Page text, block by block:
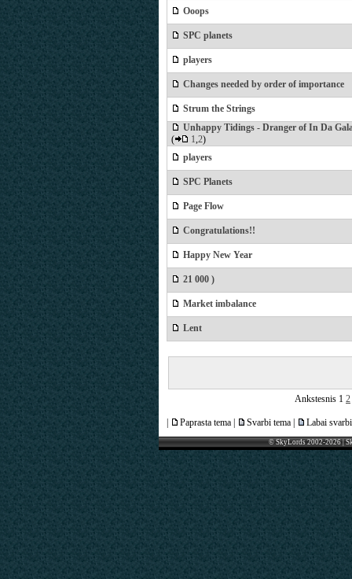
Ooops
SPC planets
players
Changes needed by order of importance
Strum the Strings
Unhappy Tidings - Dranger of In Da
(
1,2)
players
SPC Planets
Page Flow
Congratulations!!
Happy New Year
21 000 )
Market imbalance
Lent
Ankstesnis 1 2
Paprasta tema | Svarbi tema | Labai
© SkyLords 2002-2026 |